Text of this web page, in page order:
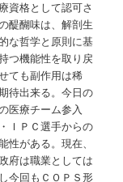
資格として認可さ
醍醐味は、解剖生
な哲学と原則に基
つ機能性を取り戻
ても副作用は稀
待出来る。今日の
医療チーム参入
ＩＰＣ選手からの
がある。現在、
府は職業としては
今回もＣＯＰＳ形